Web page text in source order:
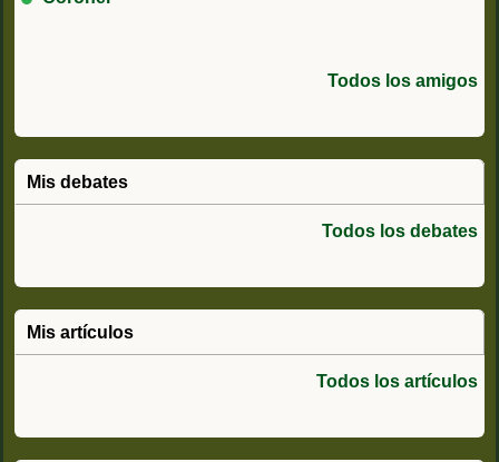
Todos los amigos
Mis debates
Todos los debates
Mis artículos
Todos los artículos